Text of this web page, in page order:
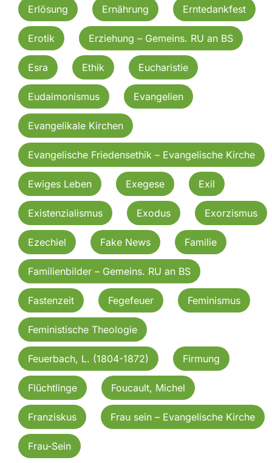
Erlösung Ernährung Erntedankfest
Erotik Erziehung – Gemeins. RU an BS
Esra Ethik Eucharistie
Eudaimonismus Evangelien
Evangelikale Kirchen
Evangelische Friedensethik – Evangelische Kirche
Ewiges Leben Exegese Exil
Existenzialismus Exodus Exorzismus
Ezechiel Fake News Familie
Familienbilder – Gemeins. RU an BS
Fastenzeit Fegefeuer Feminismus
Feministische Theologie
Feuerbach, L. (1804-1872) Firmung
Flüchtlinge Foucault, Michel
Franziskus Frau sein – Evangelische Kirche
Frau-Sein